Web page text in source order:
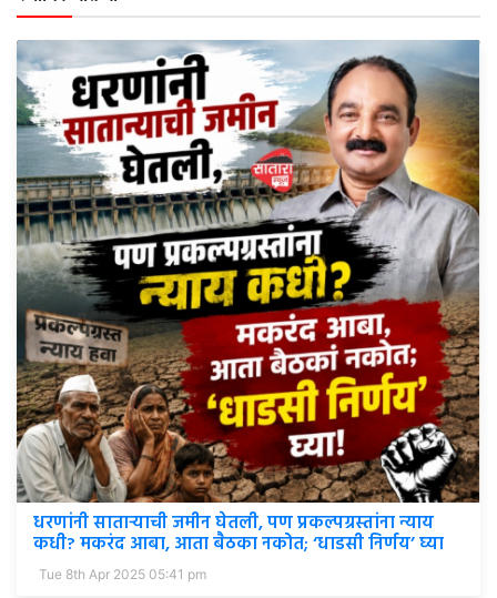
धरणांनी साताऱ्याची जमीन घेतली, पण प्रकल्पग्रस्तांना न्याय
कधी? मकरंद आबा, आता बैठका नकोत; ‘धाडसी निर्णय’ घ्या
Tue 8th Apr 2025 05:41 pm